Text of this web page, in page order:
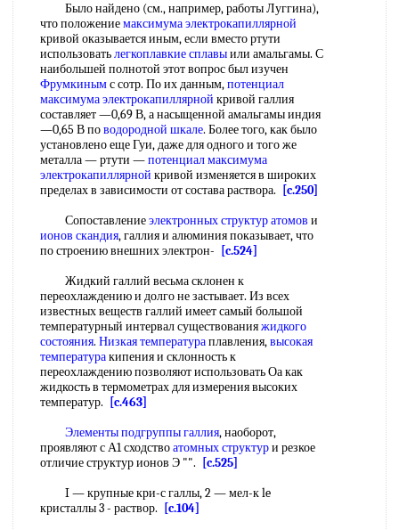
Было найдено (см., например, работы Луггина),
что положениемаксимума электрокапиллярной
кривой оказывается иным, если вместо ртути
использоватьлегкоплавкие сплавыили амальгамы. С
наибольшей полнотой этот вопрос был изучен
Фрумкинымс сотр. По их данным,потенциал
максимума электрокапиллярной кривой галлия
составляет —0,69 В, а насыщенной амальгамы индия
—0,65 В поводородной шкале. Более того, как было
установлено еще Гуи, даже для одного и того же
металла — ртути —потенциал максимума
электрокапиллярной кривой изменяется в широких
пределах в зависимости от состава раствора.
[c.250]
Сопоставлениеэлектронных структур атомов и
ионов скандия, галлия и алюминия показывает, что
по строению внешних электрон-
[c.524]
Жидкий галлий весьма склонен к
переохлаждению и долго не застывает. Из всех
известных веществ галлий имеет самый большой
температурный интервал существованияжидкого
состояния. Низкая температураплавления,высокая
температуракипения и склонность к
переохлаждению позволяют использовать Оа как
жидкость в термометрах для измерения высоких
температур.
[c.463]
Элементы подгруппы галлия, наоборот,
проявляют с А1 сходствоатомных структури резкое
отличие структур ионов Э "".
[c.525]
I — крупные кри-с галлы, 2 — мел-к le
кристаллы 3 - раствор.
[c.104]